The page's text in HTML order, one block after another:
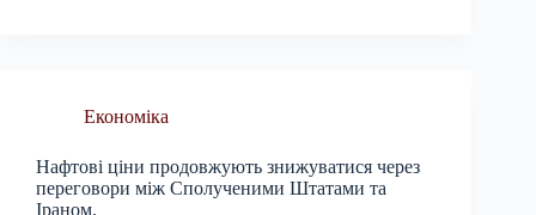
Економіка
Нафтові ціни продовжують знижуватися через
переговори між Сполученими Штатами та
Іраном.